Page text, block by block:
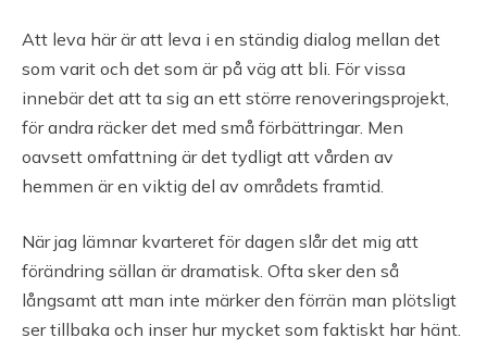
Att leva här är att leva i en ständig dialog mellan det
som varit och det som är på väg att bli. För vissa
innebär det att ta sig an ett större renoveringsprojekt,
för andra räcker det med små förbättringar. Men
oavsett omfattning är det tydligt att vården av
hemmen är en viktig del av områdets framtid.
När jag lämnar kvarteret för dagen slår det mig att
förändring sällan är dramatisk. Ofta sker den så
långsamt att man inte märker den förrän man plötsligt
ser tillbaka och inser hur mycket som faktiskt har hänt.